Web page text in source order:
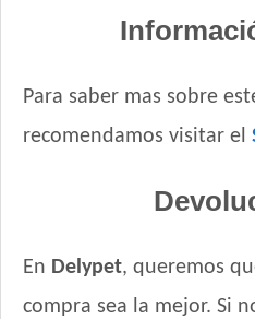
Royal Canin Perro Medium
Royal Canin Perro Mini Puppy
Royal Canin Perro Raza Bulldog
Royal Canin Perro Raza Golden
Royal Canin Perro Raza Jack
Para saber mas sobre
recomendamos visitar el
En Delypet, queremos
compra sea la mejor. Si